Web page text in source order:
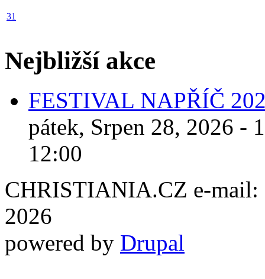
31
Nejbližší akce
FESTIVAL NAPŘÍČ
pátek, Srpen 28, 2026 -
12:00
CHRISTIANIA.CZ e-mail:
2026
powered by Drupal